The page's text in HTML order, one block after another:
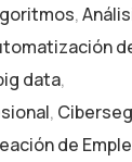
,
data,
,
de